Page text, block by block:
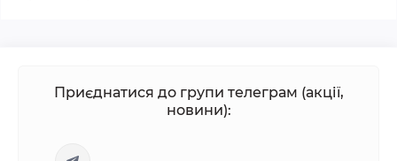
Приєднатися до групи телеграм (акції,
новини):